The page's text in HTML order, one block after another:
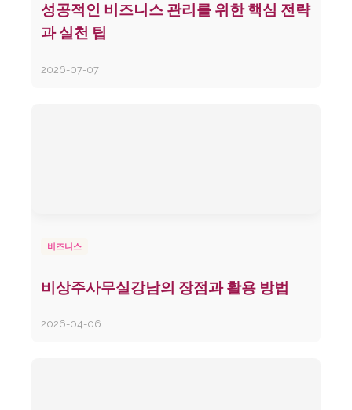
성공적인 비즈니스 관리를 위한 핵심 전략
과 실천 팁
2026-07-07
비즈니스
비상주사무실강남의 장점과 활용 방법
2026-04-06